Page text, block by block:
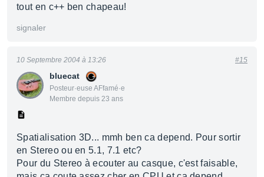
tout en c++ ben chapeau!
signaler
bluecat
Posteur·euse AFfamé·e
Membre depuis 23 ans
10 Septembre 2004 à 13:26 #15
Spatialisation 3D... mmh ben ca depend. Pour sortir
en Stereo ou en 5.1, 7.1 etc?
Pour du Stereo à ecouter au casque, c'est faisable,